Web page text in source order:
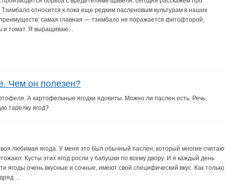
относится к пока еще редким пасленовым культурам в наших
преимуществ: самая главная — тзимбало не поражается фитофторой,
и томат. Я выращиваю...
Чем он полезен?
А картофельные ягодки ядовиты. Можно ли паслен есть. Речь,
тарелку ягод?
любимая ягода. У меня это был обычный паслен, который многие
Кусты этих ягод росли у бабушки по всему двору. И я каждый день
ягоды очень вкусные и сочные, имеют свой специфический вкус. Как только